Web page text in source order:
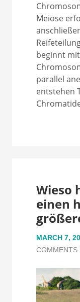
Meiose
beginnt
parallel
entstehen
Wieso
einen
MARCH 7,
COMMENTS